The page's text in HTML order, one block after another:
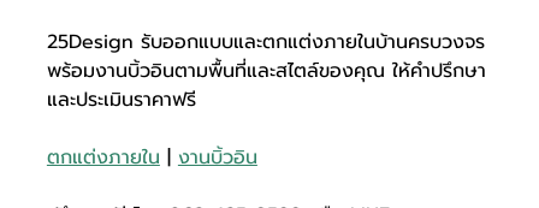
25Design รับออกแบบและตกแต่งภายในบ้านครบวงจร
พร้อมงานบิ้วอินตามพื้นที่และสไตล์ของคุณ ให้คำปรึกษา
และประเมินราคาฟรี
ตกแต่งภายใน | งานบิ้วอิน